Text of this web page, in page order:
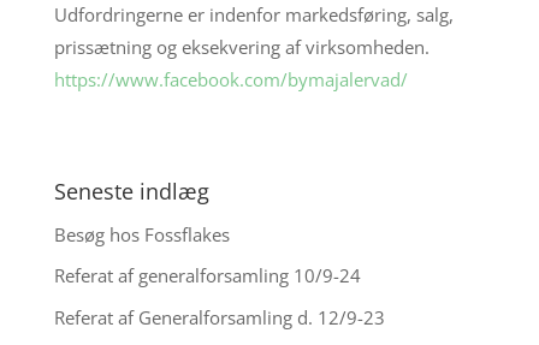
Udfordringerne er indenfor markedsføring, salg,
prissætning og eksekvering af virksomheden.
https://www.facebook.com/bymajalervad/
Seneste indlæg
Besøg hos Fossflakes
Referat af generalforsamling 10/9-24
Referat af Generalforsamling d. 12/9-23